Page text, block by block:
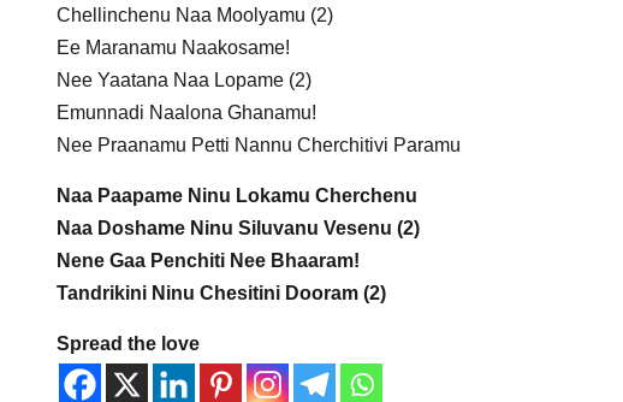
Chellinchenu Naa Moolyamu (2)
Ee Maranamu Naakosame!
Nee Yaatana Naa Lopame (2)
Emunnadi Naalona Ghanamu!
Nee Praanamu Petti Nannu Cherchitivi Paramu
Naa Paapame Ninu Lokamu Cherchenu
Naa Doshame Ninu Siluvanu Vesenu (2)
Nene Gaa Penchiti Nee Bhaaram!
Tandrikini Ninu Chesitini Dooram (2)
Spread the love